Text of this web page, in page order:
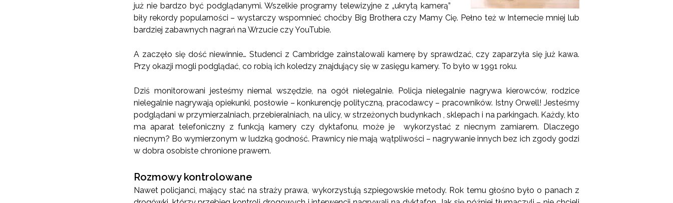
już nie bardzo być podglądanymi. Wszelkie programy telewizyjne z „ukrytą kamerą”
biły rekordy popularności – wystarczy wspomnieć choćby Big Brothera czy Mamy Cię. Pełno też w Internecie mniej lub
bardziej zabawnych nagrań na Wrzucie czy YouTubie.
A zaczęło się dość niewinnie… Studenci z Cambridge zainstalowali kamerę by sprawdzać, czy zaparzyła się już kawa.
Przy okazji mogli podglądać, co robią ich koledzy znajdujący się w zasięgu kamery. To było w 1991 roku.
Dziś monitorowani jesteśmy niemal wszędzie, na ogół nielegalnie. Policja nielegalnie nagrywa kierowców, rodzice
nielegalnie nagrywają opiekunki, posłowie – konkurencję polityczną, pracodawcy – pracowników. Istny Orwell! Jesteśmy
podglądani w przymierzalniach, przebieralniach, na ulicy, w strzeżonych budynkach , sklepach i na parkingach. Każdy, kto
ma aparat telefoniczny z funkcją kamery czy dyktafonu, może je wykorzystać z niecnym zamiarem. Dlaczego
niecnym? Bo wymierzonym w ludzką godność. Prawnicy nie mają wątpliwości – nagrywanie innych bez ich zgody godzi
w dobra osobiste chronione prawem.
Rozmowy kontrolowane
Nawet policjanci, mający stać na straży prawa, wykorzystują szpiegowskie metody. Rok temu głośno było o panach z